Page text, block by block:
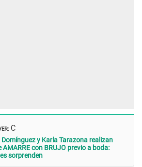
C
y Karla Tarazona realizan
AMARRE con BRUJO previo a boda:
sorprenden